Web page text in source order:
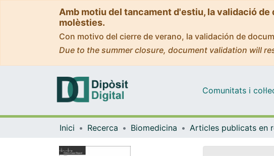
Amb motiu del tancament d'estiu, la validació
molèsties.
Con motivo del cierre de verano, la validación de
Due to the summer closure, document validation will
Comunitats i
Inici Recerca Biomedicina